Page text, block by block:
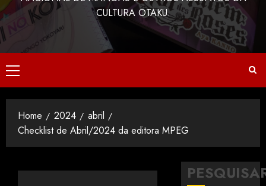
CULTURA OTAKU.
Home 2024
abril
Checklist de Abril/2024 da editora MPEG